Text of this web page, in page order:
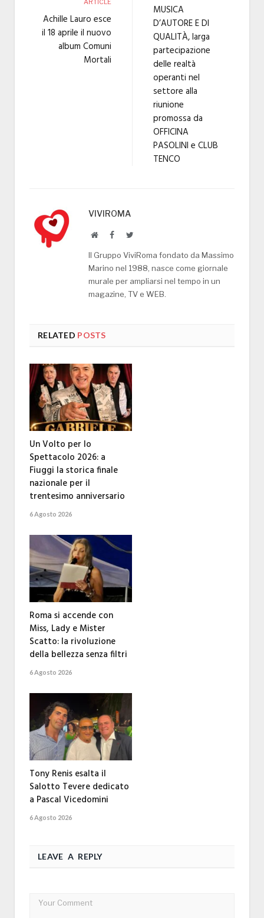
ARTICLE
Achille Lauro esce
il 18 aprile il nuovo
album Comuni
Mortali
MUSICA
D’AUTORE E DI
QUALITÀ, larga
partecipazione
delle realtà
operanti nel
settore alla
riunione
promossa da
OFFICINA
PASOLINI e CLUB
TENCO
VIVIROMA
WebsiteFacebookTwitter
Il Gruppo ViviRoma fondato da Massimo
Marino nel 1988, nasce come giornale
murale per ampliarsi nel tempo in un
magazine, TV e WEB.
RELATED POSTS
Un Volto per lo
Spettacolo 2026: a
Fiuggi la storica finale
nazionale per il
trentesimo anniversario
6 Agosto 2026
Roma si accende con
Miss, Lady e Mister
Scatto: la rivoluzione
della bellezza senza filtri
6 Agosto 2026
Tony Renis esalta il
Salotto Tevere dedicato
a Pascal Vicedomini
6 Agosto 2026
LEAVE A REPLY